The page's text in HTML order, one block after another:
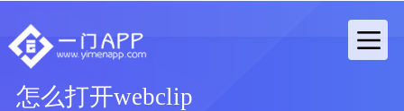
怎么打开webclip